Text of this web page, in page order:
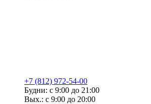
+7 (812) 972-54-00
Будни: с 9:00 до 21:00
Вых.: с 9:00 до 20:00